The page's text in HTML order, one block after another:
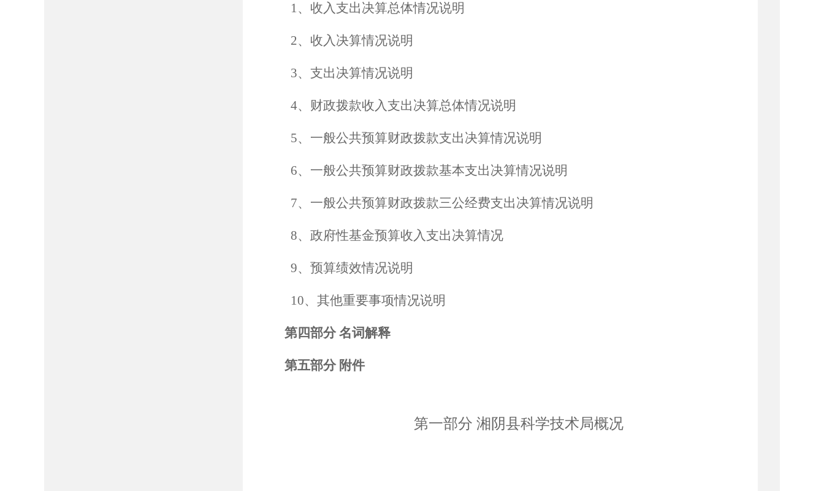
1、收入支出决算总体情况说明
2、收入决算情况说明
3、支出决算情况说明
4、财政拨款收入支出决算总体情况说明
5、一般公共预算财政拨款支出决算情况说明
6、一般公共预算财政拨款基本支出决算情况说明
7、一般公共预算财政拨款三公经费支出决算情况说明
8、政府性基金预算收入支出决算情况
9、预算绩效情况说明
10、其他重要事项情况说明
第四部分 名词解释
第五部分 附件
第一部分 湘阴县科学技术局概况